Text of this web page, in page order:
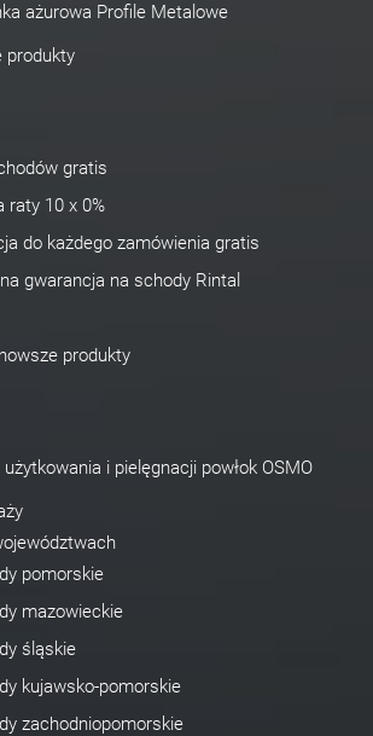
ażurowa Profile Metalowe
produkty
gratis
raty 10 x 0%
do każdego zamówienia gratis
gwarancja na schody Rintal
produkty
i pielęgnacji powłok OSMO
pomorskie
mazowieckie
śląskie
kujawsko-pomorskie
zachodniopomorskie